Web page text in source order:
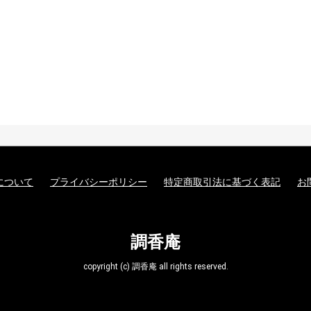
ついて プライバシーポリシー 特定商取引法に基づく表記 お
調香庵
copyright (c) 調香庵 all rights reserved.